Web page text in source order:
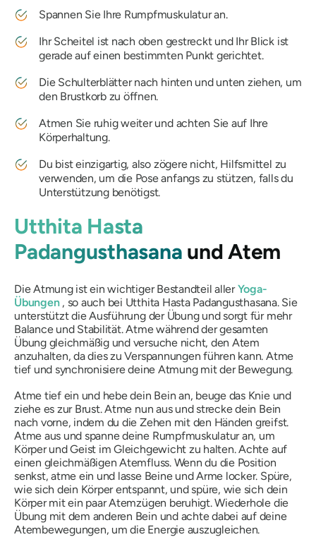
Spannen Sie Ihre Rumpfmuskulatur an.
Ihr Scheitel ist nach oben gestreckt und Ihr Blick ist
gerade auf einen bestimmten Punkt gerichtet.
Die Schulterblätter nach hinten und unten ziehen, um
den Brustkorb zu öffnen.
Atmen Sie ruhig weiter und achten Sie auf Ihre
Körperhaltung.
Du bist einzigartig, also zögere nicht, Hilfsmittel zu
verwenden, um die Pose anfangs zu stützen, falls du
Unterstützung benötigst.
Utthita Hasta
Padangusthasana und Atem
Die Atmung ist ein wichtiger Bestandteil allerYoga-
Übungen, so auch bei Utthita Hasta Padangusthasana. Sie
unterstützt die Ausführung der Übung und sorgt für mehr
Balance und Stabilität. Atme während der gesamten
Übung gleichmäßig und versuche nicht, den Atem
anzuhalten, da dies zu Verspannungen führen kann. Atme
tief und synchronisiere deine Atmung mit der Bewegung.
Atme tief ein und hebe dein Bein an, beuge das Knie und
ziehe es zur Brust. Atme nun aus und strecke dein Bein
nach vorne, indem du die Zehen mit den Händen greifst.
Atme aus und spanne deine Rumpfmuskulatur an, um
Körper und Geist im Gleichgewicht zu halten. Achte auf
einen gleichmäßigen Atemfluss. Wenn du die Position
senkst, atme ein und lasse Beine und Arme locker. Spüre,
wie sich dein Körper entspannt, und spüre, wie sich dein
Körper mit ein paar Atemzügen beruhigt. Wiederhole die
Übung mit dem anderen Bein und achte dabei auf deine
Atembewegungen, um die Energie auszugleichen.